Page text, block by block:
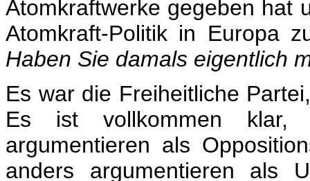
Atomkraftwerke gegeben hat
Atomkraft-Politik in Europa
Haben Sie damals eigentlich
Es war die Freiheitliche
Es ist vollkommen klar,
argumentieren als
anders argumentieren als